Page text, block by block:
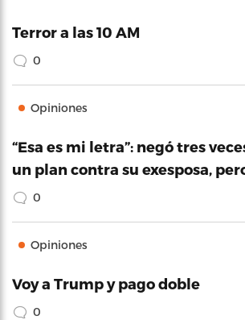
Terror a las 10 AM
0
Opiniones
“Esa es mi letra”: negó tres
un plan contra su exesposa,
0
Opiniones
Voy a Trump y pago doble
0